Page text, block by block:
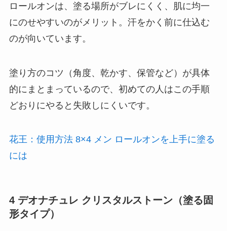
ロールオンは、塗る場所がブレにくく、肌に均一
にのせやすいのがメリット。汗をかく前に仕込む
のが向いています。
塗り方のコツ（角度、乾かす、保管など）が具体
的にまとまっているので、初めての人はこの手順
どおりにやると失敗しにくいです。
花王：使用方法 8×4 メン ロールオンを上手に塗る
には
4 デオナチュレ クリスタルストーン（塗る固
形タイプ）